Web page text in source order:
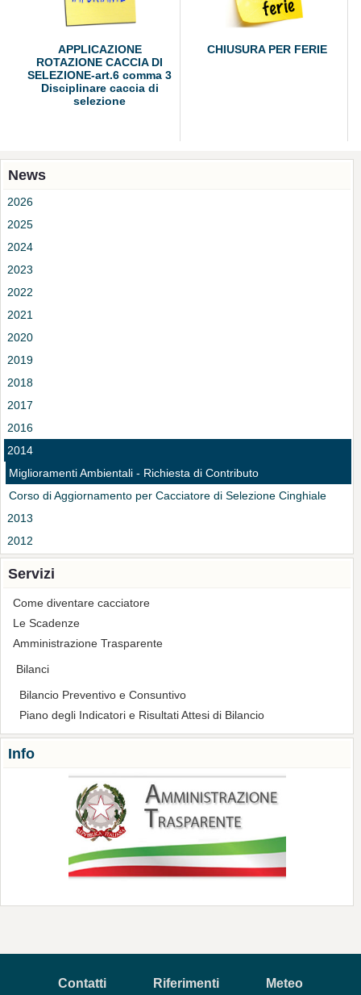
APPLICAZIONE
ROTAZIONE CACCIA DI
SELEZIONE-art.6 comma 3
Disciplinare caccia di
selezione
CHIUSURA PER FERIE
News
2026
2025
2024
2023
2022
2021
2020
2019
2018
2017
2016
2014
Miglioramenti Ambientali - Richiesta di Contributo
Corso di Aggiornamento per Cacciatore di Selezione Cinghiale
2013
2012
Servizi
Come diventare cacciatore
Le Scadenze
Amministrazione Trasparente
Bilanci
Bilancio Preventivo e Consuntivo
Piano degli Indicatori e Risultati Attesi di Bilancio
Info
Contatti Riferimenti Meteo